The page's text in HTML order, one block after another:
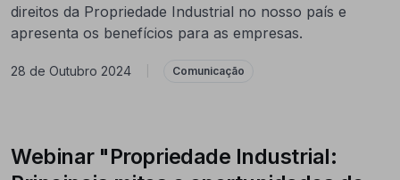
direitos da Propriedade Industrial no nosso país e
apresenta os benefícios para as empresas.
28 de Outubro 2024 Comunicação
Webinar "Propriedade Industrial: